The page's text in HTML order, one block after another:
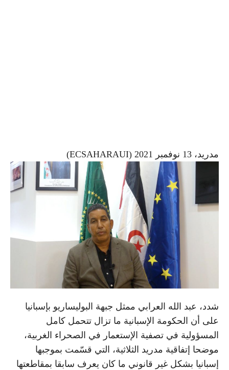
مدريد، 13 نوفمبر 2021 (ECSAHARAUI)
شدد، عبد الله العرابي ممثل جبهة البوليساريو بإسبانيا
على أن الحكومة الإسبانية ما تزال تتحمل كامل
المسؤولية في تصفية الإستعمار في الصحراء الغربية،
موضحا إتفاقية مدريد الثلاثية، التي قسّمت بموجبها
إسبانيا بشكل غير قانوني ما كان يعرف سابقا بمقاطعتها